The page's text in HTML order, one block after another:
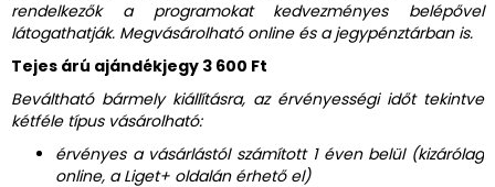
rendelkezők a programokat kedvezményes belépővel
látogathatják. Megvásárolható online és a jegypénztárban is.
Tejes árú ajándékjegy 3 600 Ft
Beváltható bármely kiállításra, az érvényességi időt tekintve
kétféle típus vásárolható:
érvényes a vásárlástól számított 1 éven belül (kizárólag
online, a Liget+ oldalán érhető el)